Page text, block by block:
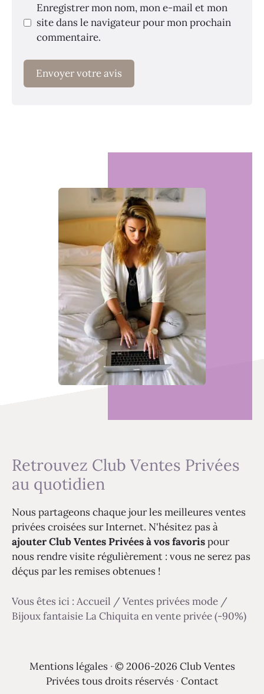
Enregistrer mon nom, mon e-mail et mon
site dans le navigateur pour mon prochain
commentaire.
Retrouvez Club Ventes Privées
au quotidien
Nous partageons chaque jour les meilleures ventes
privées croisées sur Internet. N'hésitez pas à
ajouter Club Ventes Privées à vos favorispour
nous rendre visite régulièrement : vous ne serez pas
déçus par les remises obtenues !
Vous êtes ici : Accueil / Ventes privées mode /
Bijoux fantaisie La Chiquita en vente privée (-90%)
Mentions légales · © 2006-2026 Club Ventes
Privées tous droits réservés · Contact